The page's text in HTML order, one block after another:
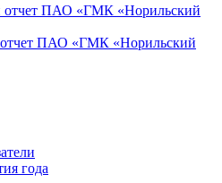
отчет ПАО «ГМК «Норильский
отчет ПАО «ГМК «Норильский
года